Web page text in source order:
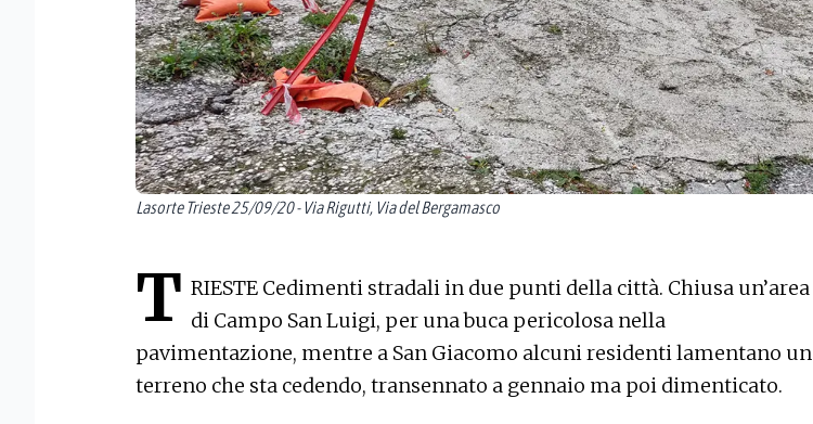
Lasorte Trieste 25/09/20 - Via Rigutti, Via del Bergamasco
T RIESTE Cedimenti stradali in due punti della città. Chiusa un’area
di Campo San Luigi, per una buca pericolosa nella
pavimentazione, mentre a San Giacomo alcuni residenti lamentano un
terreno che sta cedendo, transennato a gennaio ma poi dimenticato.